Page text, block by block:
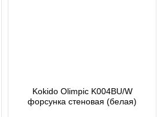
Kokido Olimpic K004BU/W
форсунка стеновая (белая)